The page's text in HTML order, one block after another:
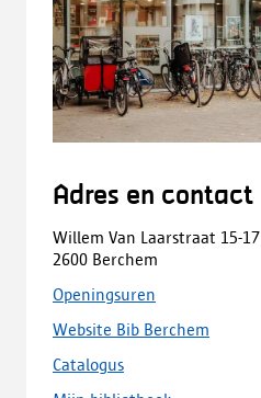
Adres en contact
Willem Van Laarstraat 15-17
2600 Berchem
Openingsuren
Website Bib Berchem
Catalogus